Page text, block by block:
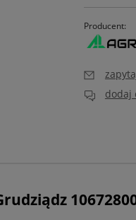
Producent:
dodaj